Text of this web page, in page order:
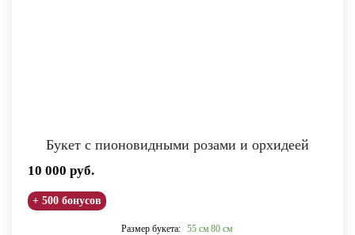
Букет с пионовидными розами и орхидеей
10 000 руб.
+ 500 бонусов
Размер букета: 55 см 80 см